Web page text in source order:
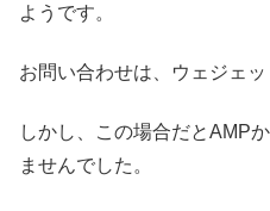
ようです。
お問い合わせは、ウェジェッ
しかし、この場合だとAMP
ませんでした。